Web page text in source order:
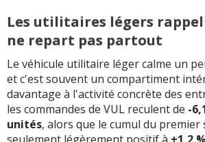
Les utilitaires légers
ne repart pas partout
Le véhicule utilitaire léger calme un
et c'est souvent un compartiment
davantage à l'activité concrète des
les commandes de VUL reculent de -
unités, alors que le cumul du premier